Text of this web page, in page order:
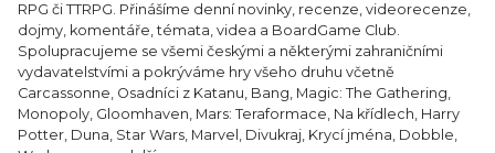
RPG či TTRPG. Přinášíme denní novinky, recenze, videorecenze,
dojmy, komentáře, témata, videa a BoardGame Club.
Spolupracujeme se všemi českými a některými zahraničními
vydavatelstvími a pokrýváme hry všeho druhu včetně
Carcassonne, Osadníci z Katanu, Bang, Magic: The Gathering,
Monopoly, Gloomhaven, Mars: Teraformace, Na křídlech, Harry
Potter, Duna, Star Wars, Marvel, Divukraj, Krycí jména, Dobble,